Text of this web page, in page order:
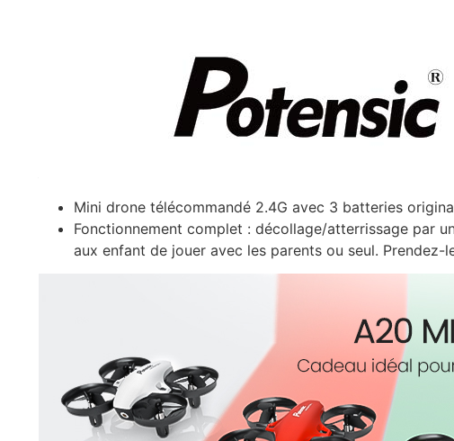
Mini drone télécommandé 2.4G avec 3 batteries
Fonctionnement complet : décollage/atterrissage par
aux enfant de jouer avec les parents ou seul. Prendez-